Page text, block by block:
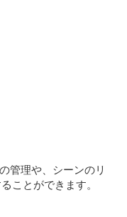
管理や、シーンのリ
ことができます。